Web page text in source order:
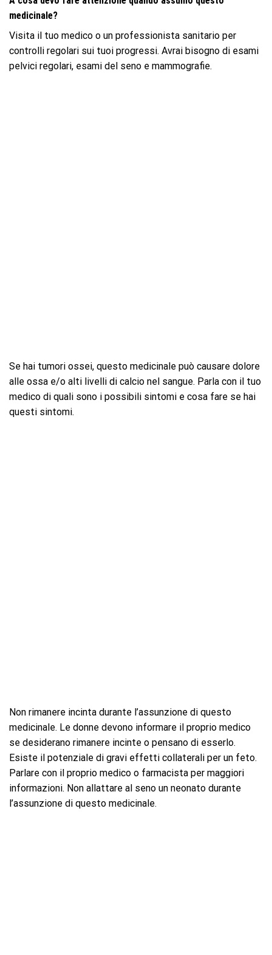
medicinale?
Visita il tuo medico o un professionista sanitario per
controlli regolari sui tuoi progressi. Avrai bisogno di esami
pelvici regolari, esami del seno e mammografie.
Se hai tumori ossei, questo medicinale può causare dolore
alle ossa e/o alti livelli di calcio nel sangue. Parla con il tuo
medico di quali sono i possibili sintomi e cosa fare se hai
questi sintomi.
Non rimanere incinta durante l’assunzione di questo
medicinale. Le donne devono informare il proprio medico
se desiderano rimanere incinte o pensano di esserlo.
Esiste il potenziale di gravi effetti collaterali per un feto.
Parlare con il proprio medico o farmacista per maggiori
informazioni. Non allattare al seno un neonato durante
l’assunzione di questo medicinale.